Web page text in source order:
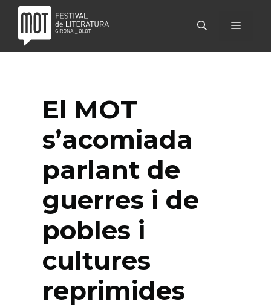
contingut
MENÚ
El MOT
s’acomiada
parlant de
guerres i de
pobles i
cultures
reprimides